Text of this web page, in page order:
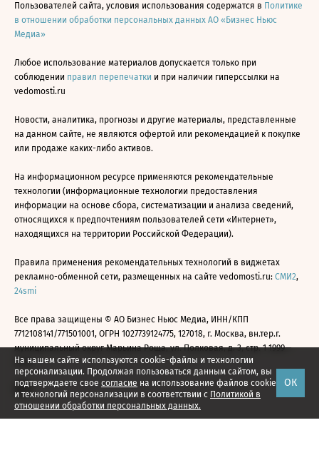
На нашем сайте используются cookie-файлы и технологии
персонализации. Продолжая пользоваться данным сайтом, вы
подтверждаете свое согласие на использование файлов cookie
и технологий персонализации в соответствии с Политикой в
отношении обработки персональных данных.
ОК
Пользователей сайта, условия использования содержатся в Политике
в отношении обработки персональных данных АО «Бизнес Ньюс
Медиа»
Любое использование материалов допускается только при
соблюдении правил перепечатки и при наличии гиперссылки на
vedomosti.ru
Новости, аналитика, прогнозы и другие материалы, представленные
на данном сайте, не являются офертой или рекомендацией к покупке
или продаже каких-либо активов.
На информационном ресурсе применяются рекомендательные
технологии (информационные технологии предоставления
информации на основе сбора, систематизации и анализа сведений,
относящихся к предпочтениям пользователей сети «Интернет»,
находящихся на территории Российской Федерации).
Правила применения рекомендательных технологий в виджетах
рекламно-обменной сети, размещенных на сайте vedomosti.ru: СМИ2,
24smi
Все права защищены © АО Бизнес Ньюс Медиа, ИНН/КПП
7712108141/771501001, ОГРН 1027739124775, 127018, г. Москва, вн.тер.г.
муниципальный округ Марьина Роща, ул. Полковая, д. 3, стр. 1 1999—
2026